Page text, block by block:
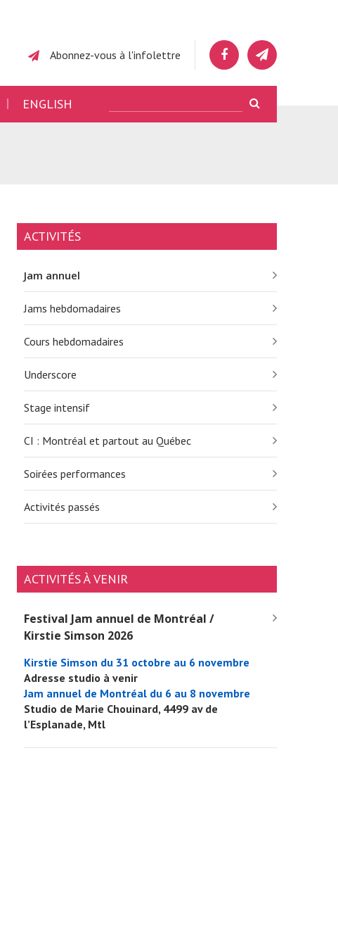
Abonnez-vous à l'infolettre
ENGLISH
ACTIVITÉS
Jam annuel
Jams hebdomadaires
Cours hebdomadaires
Underscore
Stage intensif
CI : Montréal et partout au Québec
Soirées performances
Activités passés
ACTIVITÉS À VENIR
Festival Jam annuel de Montréal /
Kirstie Simson 2026
Kirstie Simson du 31 octobre au 6 novembre
Adresse studio à venir
Jam annuel de Montréal du 6 au 8 novembre
Studio de Marie Chouinard, 4499 av de
l’Esplanade, Mtl